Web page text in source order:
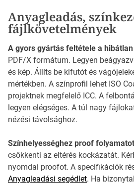
Anyagleadás,
fájlkövetelmények
A gyors gyártás feltétele a
PDF/X formátum. Legyen
és kép. Állíts be kifutót és
mértékben. A színprofil lehet ISO
projektnek megfelelő ICC. A
legyen elégséges. A túl nagy
nézési távolsághoz.
Színhelyességhez proof folyamatot
csökkenti az eltérés kockázatát.
nyomdai proofot. A specifikációk
Anyagleadási segédlet. Ha